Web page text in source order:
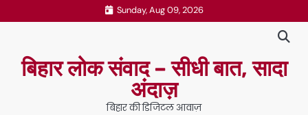
to
Sunday, Aug 09, 2026
बिहार लोक संवाद – सीधी बात, सादा
अंदाज़
बिहार की डिजिटल आवाज़